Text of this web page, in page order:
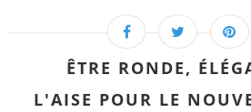
ÊTRE RONDE,
L'AISE POUR LE